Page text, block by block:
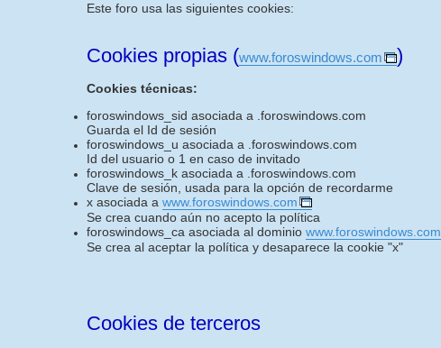
Este foro usa las siguientes cookies:
Cookies propias (www.foroswindows.com )
Cookies técnicas:
foroswindows_sid asociada a .foroswindows.com
Guarda el Id de sesión
foroswindows_u asociada a .foroswindows.com
Id del usuario o 1 en caso de invitado
foroswindows_k asociada a .foroswindows.com
Clave de sesión, usada para la opción de recordarme
x asociada a www.foroswindows.com
Se crea cuando aún no acepto la política
foroswindows_ca asociada al dominio www.foroswindows.com
Se crea al aceptar la política y desaparece la cookie "x"
Cookies de terceros